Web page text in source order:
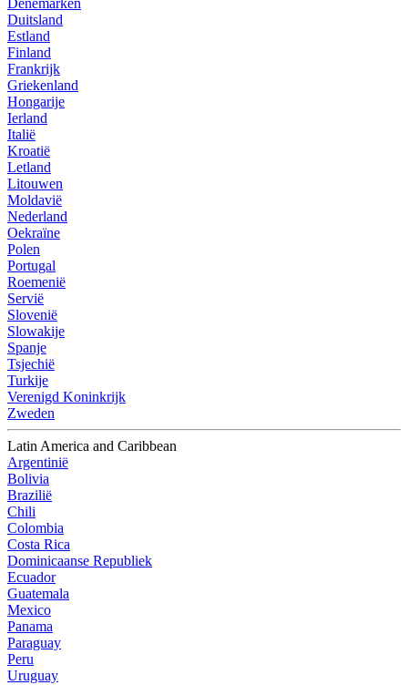
Denemarken
Duitsland
Estland
Finland
Frankrijk
Griekenland
Hongarije
Ierland
Italië
Kroatië
Letland
Litouwen
Moldavië
Nederland
Oekraïne
Polen
Portugal
Roemenië
Servië
Slovenië
Slowakije
Spanje
Tsjechië
Turkije
Verenigd Koninkrijk
Zweden
Latin America and Caribbean
Argentinië
Bolivia
Brazilië
Chili
Colombia
Costa Rica
Dominicaanse Republiek
Ecuador
Guatemala
Mexico
Panama
Paraguay
Peru
Uruguay